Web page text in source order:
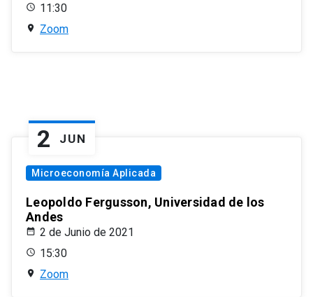
11:30
Zoom
2 JUN
Microeconomía Aplicada
Leopoldo Fergusson, Universidad de los
Andes
2 de Junio de 2021
15:30
Zoom